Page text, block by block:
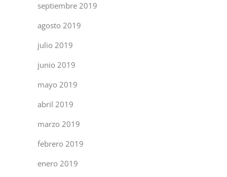
septiembre 2019
agosto 2019
julio 2019
junio 2019
mayo 2019
abril 2019
marzo 2019
febrero 2019
enero 2019